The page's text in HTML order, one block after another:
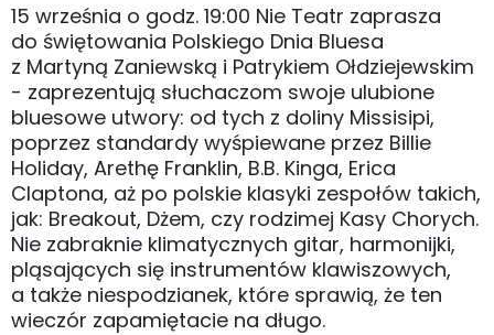
15 września o godz. 19:00 Nie Teatr zaprasza
do świętowania Polskiego Dnia Bluesa
z Martyną Zaniewską i Patrykiem Ołdziejewskim
- zaprezentują słuchaczom swoje ulubione
bluesowe utwory: od tych z doliny Missisipi,
poprzez standardy wyśpiewane przez Billie
Holiday, Arethę Franklin, B.B. Kinga, Erica
Claptona, aż po polskie klasyki zespołów takich,
jak: Breakout, Dżem, czy rodzimej Kasy Chorych.
Nie zabraknie klimatycznych gitar, harmonijki,
pląsających się instrumentów klawiszowych,
a także niespodzianek, które sprawią, że ten
wieczór zapamiętacie na długo.